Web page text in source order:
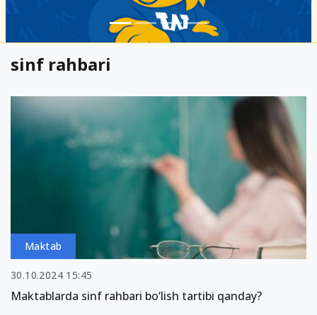
sinf rahbari
Maktab
30.10.2024 15:45
Maktablarda sinf rahbari bo‘lish tartibi qanday?